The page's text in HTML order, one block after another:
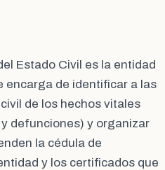
Estado Civil es la entidad
encarga de identificar a las
de los hechos vitales
defunciones) y organizar
la cédula de
y los certificados que